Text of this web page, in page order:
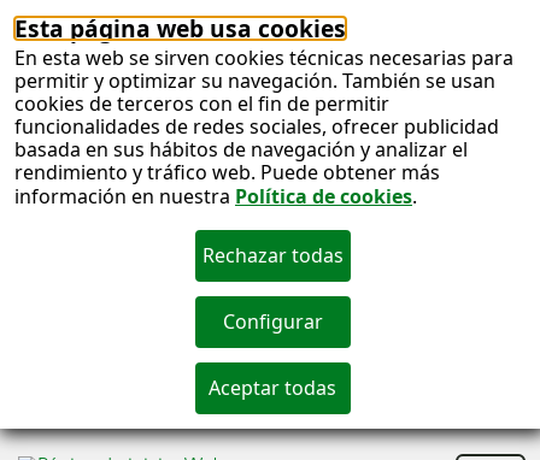
Esta página web usa cookies
En esta web se sirven cookies técnicas necesarias para
permitir y optimizar su navegación. También se usan
cookies de terceros con el fin de permitir
funcionalidades de redes sociales, ofrecer publicidad
basada en sus hábitos de navegación y analizar el
rendimiento y tráfico web. Puede obtener más
información en nuestra Política de cookies.